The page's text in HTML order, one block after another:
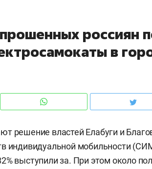
россиян
в
решение властей Елабуги и
индивидуальной мобильности
выступили за. При этом около